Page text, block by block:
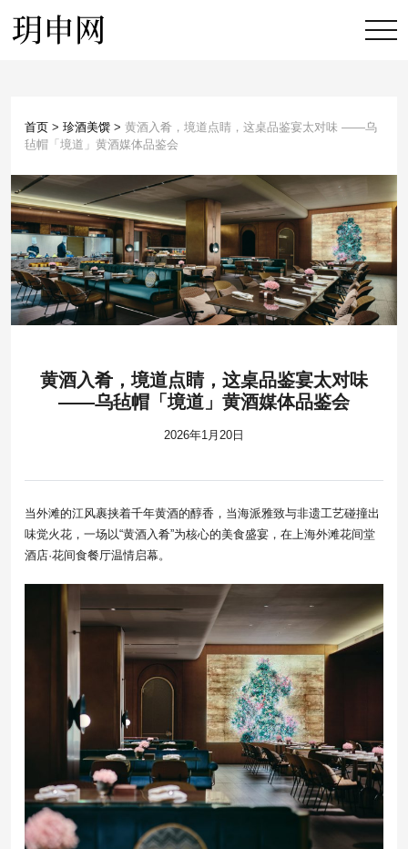
首页 > 珍酒美馔 > 黄酒入肴，境道点睛，这桌品鉴宴太对味 ——乌
毡帽「境道」黄酒媒体品鉴会
黄酒入肴，境道点睛，这桌品鉴宴太对味
——乌毡帽「境道」黄酒媒体品鉴会
2026年1月20日
当外滩的江风裹挟着千年黄酒的醇香，当海派雅致与非遗工艺碰撞出
味觉火花，一场以“黄酒入肴”为核心的美食盛宴，在上海外滩花间堂
酒店·花间食餐厅温情启幕。